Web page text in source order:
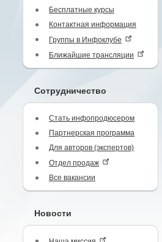
Бесплатные курсы
Контактная информация
Группы в Инфоклубе
Ближайшие трансляции
Сотрудничество
Стать инфопродюсером
Партнерская программа
Для авторов (экспертов)
Отдел продаж
Все вакансии
Новости